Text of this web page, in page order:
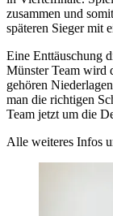
zusammen und
späteren Sieger mit
Eine Enttäuschung
Münster Team wird
gehören
man die richtigen
Team jetzt um die
Alle weiteres Infos